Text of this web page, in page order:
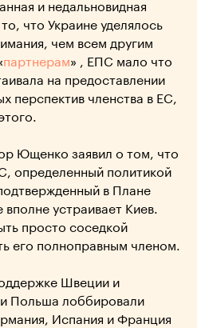
и недальновидная
что Украине уделялось
чем всем другим
партнерам» , ЕПС мало что
на предоставлении
перспектив членства в ЕС,
Ющенко заявил о том, что
определенный политикой
в Плане
устраивает Киев.
просто соседкой
его полноправным членом.
Швеции и
Польша лоббировали
Испания и Франция